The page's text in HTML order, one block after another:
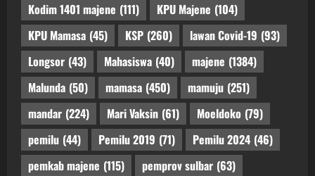
Kodim 1401 majene (111) KPU Majene (104)
KPU Mamasa (45) KSP (260) lawan Covid-19 (93)
Longsor (43) Mahasiswa (40) majene (1384)
Malunda (50) mamasa (450) mamuju (251)
mandar (224) Mari Vaksin (61) Moeldoko (79)
pemilu (44) Pemilu 2019 (71) Pemilu 2024 (46)
pemkab majene (115) pemprov sulbar (63)